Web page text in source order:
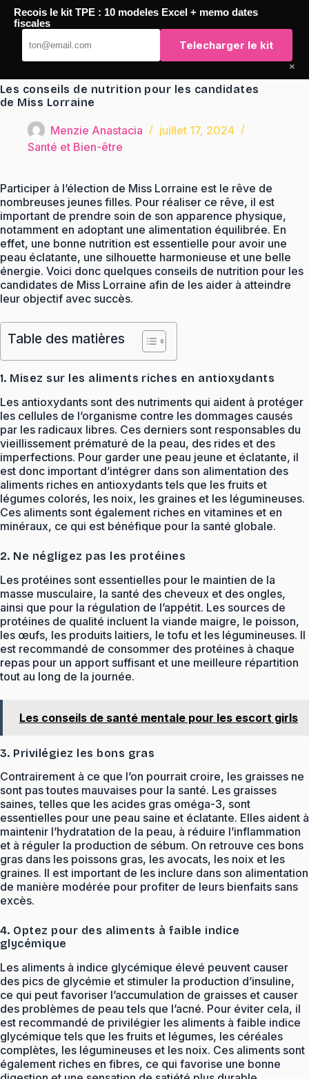
Passer
contenu
TaqTaq
Les conseils de nutrition pour les candidates
de Miss Lorraine
Menzie Anastacia
juillet 17, 2024
Santé et Bien-être
Participer à l’élection de Miss Lorraine est le rêve de
nombreuses jeunes filles. Pour réaliser ce rêve, il est
important de prendre soin de son apparence physique,
notamment en adoptant une alimentation équilibrée. En
effet, une bonne nutrition est essentielle pour avoir une
peau éclatante, une silhouette harmonieuse et une belle
énergie. Voici donc quelques conseils de nutrition pour les
candidates de Miss Lorraine afin de les aider à atteindre
leur objectif avec succès.
Table des matières
1. Misez sur les aliments riches en antioxydants
Les antioxydants sont des nutriments qui aident à protéger
les cellules de l’organisme contre les dommages causés
par les radicaux libres. Ces derniers sont responsables du
vieillissement prématuré de la peau, des rides et des
imperfections. Pour garder une peau jeune et éclatante, il
est donc important d’intégrer dans son alimentation des
aliments riches en antioxydants tels que les fruits et
légumes colorés, les noix, les graines et les légumineuses.
Ces aliments sont également riches en vitamines et en
minéraux, ce qui est bénéfique pour la santé globale.
2. Ne négligez pas les protéines
Les protéines sont essentielles pour le maintien de la
masse musculaire, la santé des cheveux et des ongles,
ainsi que pour la régulation de l’appétit. Les sources de
protéines de qualité incluent la viande maigre, le poisson,
les œufs, les produits laitiers, le tofu et les légumineuses. Il
est recommandé de consommer des protéines à chaque
repas pour un apport suffisant et une meilleure répartition
tout au long de la journée.
Les conseils de santé mentale pour les escort girls
3. Privilégiez les bons gras
Contrairement à ce que l’on pourrait croire, les graisses ne
sont pas toutes mauvaises pour la santé. Les graisses
saines, telles que les acides gras oméga-3, sont
essentielles pour une peau saine et éclatante. Elles aident à
maintenir l’hydratation de la peau, à réduire l’inflammation
et à réguler la production de sébum. On retrouve ces bons
gras dans les poissons gras, les avocats, les noix et les
graines. Il est important de les inclure dans son alimentation
de manière modérée pour profiter de leurs bienfaits sans
excès.
4. Optez pour des aliments à faible indice
glycémique
Les aliments à indice glycémique élevé peuvent causer
des pics de glycémie et stimuler la production d’insuline,
ce qui peut favoriser l’accumulation de graisses et causer
des problèmes de peau tels que l’acné. Pour éviter cela, il
est recommandé de privilégier les aliments à faible indice
glycémique tels que les fruits et légumes, les céréales
complètes, les légumineuses et les noix. Ces aliments sont
également riches en fibres, ce qui favorise une bonne
Recois le kit TPE : 10 modeles Excel + memo dates
fiscales
Telecharger le kit
×